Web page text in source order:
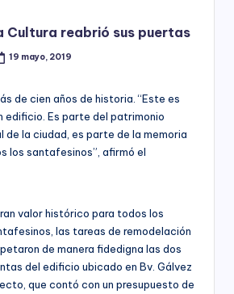
Cultura reabrió sus puertas
19 mayo, 2019
de cien años de historia. “Este es
edificio. Es parte del patrimonio
de la ciudad, es parte de la memoria
los santafesinos”, afirmó el
valor histórico para todos los
las tareas de remodelación
de manera fidedigna las dos
del edificio ubicado en Bv. Gálvez
que contó con un presupuesto de